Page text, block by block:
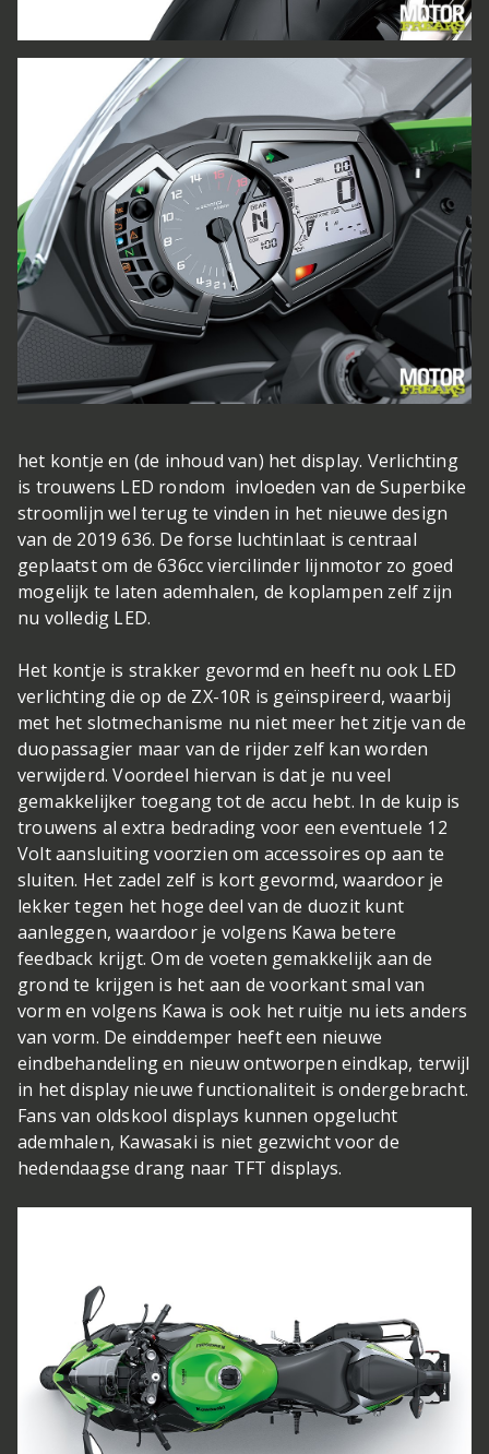
het kontje en (de inhoud van) het display. Verlichting
is trouwens LED rondom invloeden van de Superbike
stroomlijn wel terug te vinden in het nieuwe design
van de 2019 636. De forse luchtinlaat is centraal
geplaatst om de 636cc viercilinder lijnmotor zo goed
mogelijk te laten ademhalen, de koplampen zelf zijn
nu volledig LED.
Het kontje is strakker gevormd en heeft nu ook LED
verlichting die op de ZX-10R is geïnspireerd, waarbij
met het slotmechanisme nu niet meer het zitje van de
duopassagier maar van de rijder zelf kan worden
verwijderd. Voordeel hiervan is dat je nu veel
gemakkelijker toegang tot de accu hebt. In de kuip is
trouwens al extra bedrading voor een eventuele 12
Volt aansluiting voorzien om accessoires op aan te
sluiten. Het zadel zelf is kort gevormd, waardoor je
lekker tegen het hoge deel van de duozit kunt
aanleggen, waardoor je volgens Kawa betere
feedback krijgt. Om de voeten gemakkelijk aan de
grond te krijgen is het aan de voorkant smal van
vorm en volgens Kawa is ook het ruitje nu iets anders
van vorm. De einddemper heeft een nieuwe
eindbehandeling en nieuw ontworpen eindkap, terwijl
in het display nieuwe functionaliteit is ondergebracht.
Fans van oldskool displays kunnen opgelucht
ademhalen, Kawasaki is niet gezwicht voor de
hedendaagse drang naar TFT displays.